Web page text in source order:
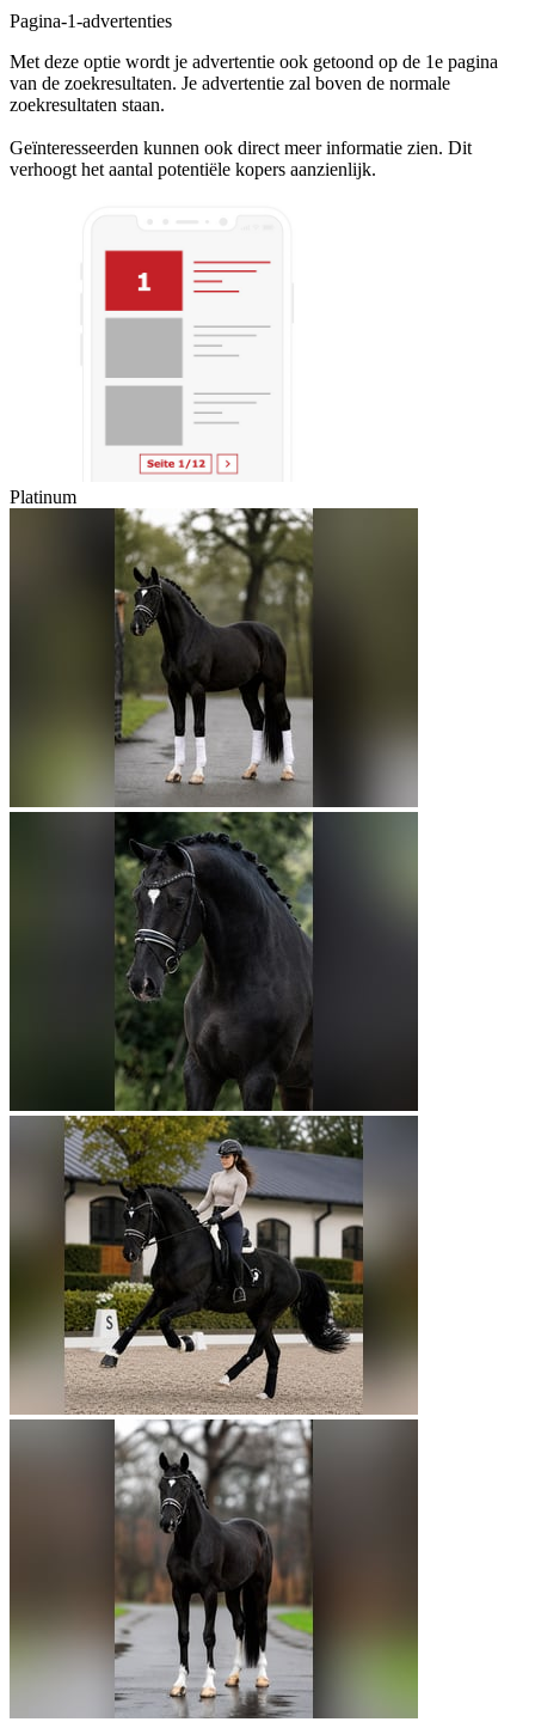
Pagina-1-advertenties
Met deze optie wordt je advertentie ook getoond op de 1e pagina
van de zoekresultaten. Je advertentie zal boven de normale
zoekresultaten staan.
Geïnteresseerden kunnen ook direct meer informatie zien. Dit
verhoogt het aantal potentiële kopers aanzienlijk.
Platinum